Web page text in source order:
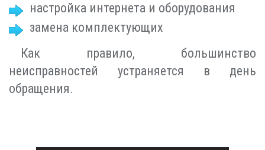
настройка интернета и оборудования
замена комплектующих
Как правило, большинство
неисправностей устраняется в день
обращения.